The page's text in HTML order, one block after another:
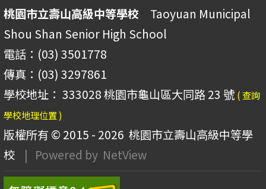
桃園市立壽山高級中等學校 Taoyuan Municipal
Shou Shan Senior High School
電話：(03) 3501778
傳真：(03) 3297861
學校地址： 333028 桃園市龜山區大同路 23 號 ( 查詢
學校地理位置 )
版權所有 © 2015 - 2026 桃園市立壽山高級中等學
校
| Powered by NetView